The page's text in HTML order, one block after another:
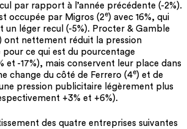
par rapport à l’année précédente (-2%).
occupée par Migros (2e) avec 16%, qui
un léger recul (-5%). Procter & Gamble
) ont nettement réduit la pression
pour ce qui est du pourcentage
et -17%), mais conservent leur place dans
change du côté de Ferrero (4e) et de
pression publicitaire légèrement plus
+3% et +6%).
des quatre entreprises suivantes